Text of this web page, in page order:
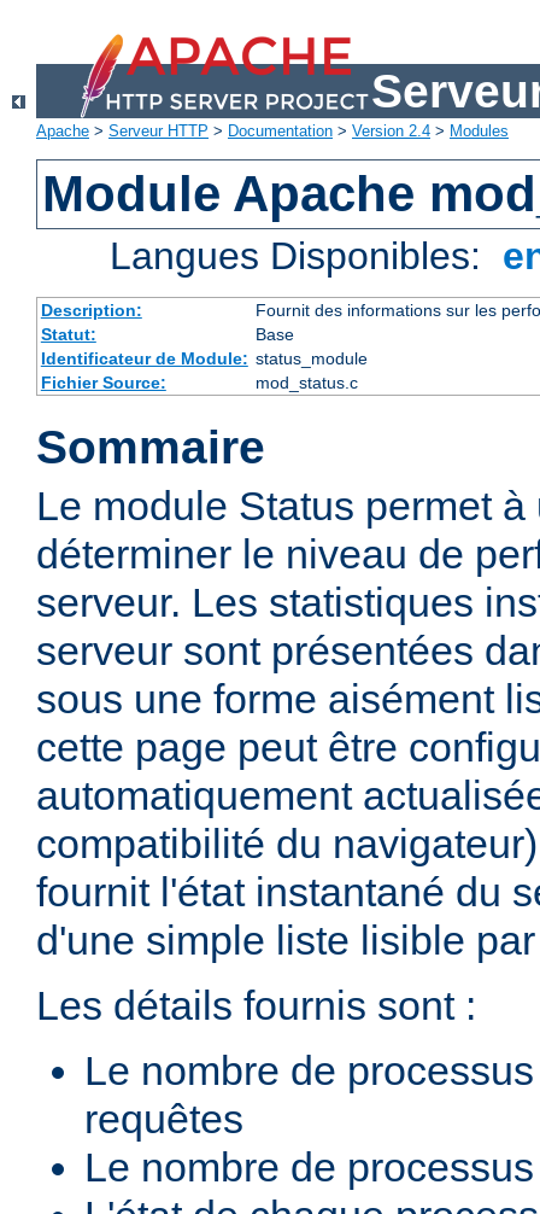
Apache > Serveur HTTP > Documentation > Version 2.4 > Modules
Module Apache
Langues Disponibles:
Description:
Fournit des informations sur les
Statut:
Base
Identificateur de Module: status_module
Fichier Source:
mod_status.c
Sommaire
Le module Status permet
déterminer le niveau de
serveur. Les statistiques
serveur sont présentées
sous une forme aisément
cette page peut être
automatiquement
compatibilité du
fournit l'état instantané du
d'une simple liste lisible
Les détails fournis sont :
Le nombre de
requêtes
Le nombre de